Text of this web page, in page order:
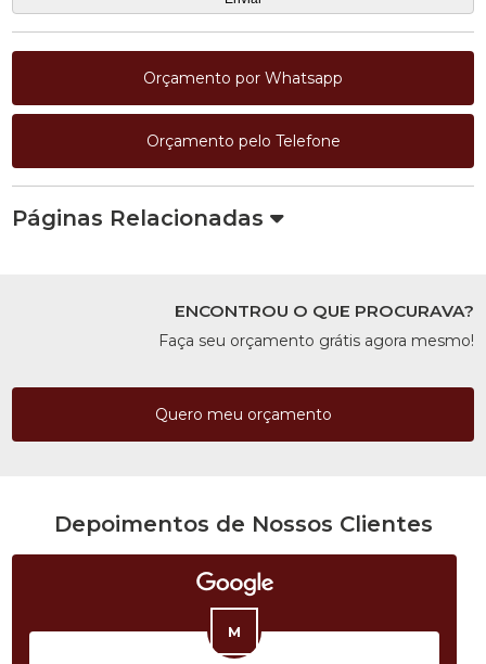
Orçamento por Whatsapp
Orçamento pelo Telefone
Páginas Relacionadas
ENCONTROU O QUE PROCURAVA?
Faça seu orçamento grátis agora mesmo!
Quero meu orçamento
Depoimentos de Nossos Clientes